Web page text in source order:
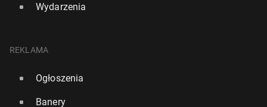
Wydarzenia
REKLAMA
Ogłoszenia
Banery